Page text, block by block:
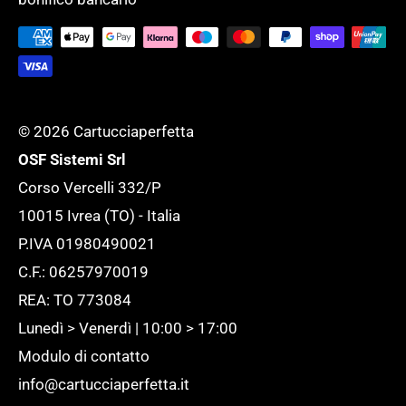
esigenza.
Tutte le novità
© 2026 Cartucciaperfetta
OSF Sistemi Srl
Corso Vercelli 332/P
10015 Ivrea (TO) - Italia
P.IVA 01980490021
C.F.: 06257970019
REA: TO 773084
Lunedì > Venerdì | 10:00 > 17:00
Modulo di contatto
info@cartucciaperfetta.it